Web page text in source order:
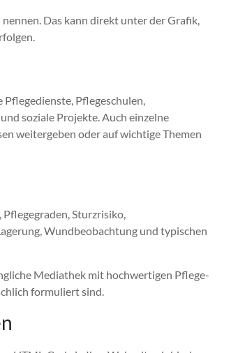
Das kann direkt unter der Grafik,
Pflegeschulen,
soziale Projekte. Auch einzelne
weitergeben oder auf wichtige Themen
Sturzrisiko,
Wundbeobachtung und typischen
Mediathek mit hochwertigen Pflege-
formuliert sind.